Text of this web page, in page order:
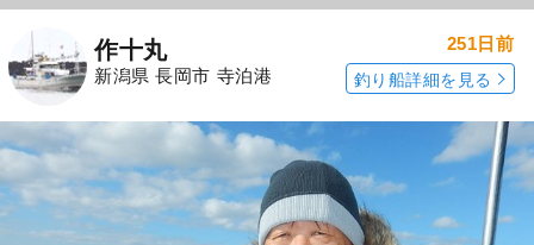
作十丸
新潟県 長岡市 寺泊港
251日前
釣り船詳細を見る